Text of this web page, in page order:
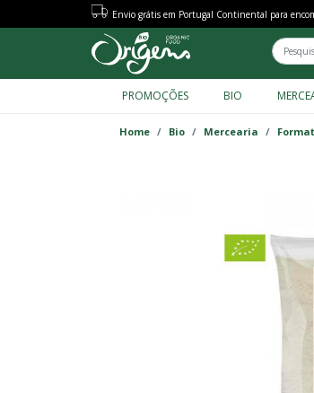
Envio grátis em Portugal Continental para
FACET MENU TAXONOMY
PROMOÇÕES BIO
Home Bio Mercearia